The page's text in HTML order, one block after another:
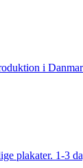
i
plakater. 1-3